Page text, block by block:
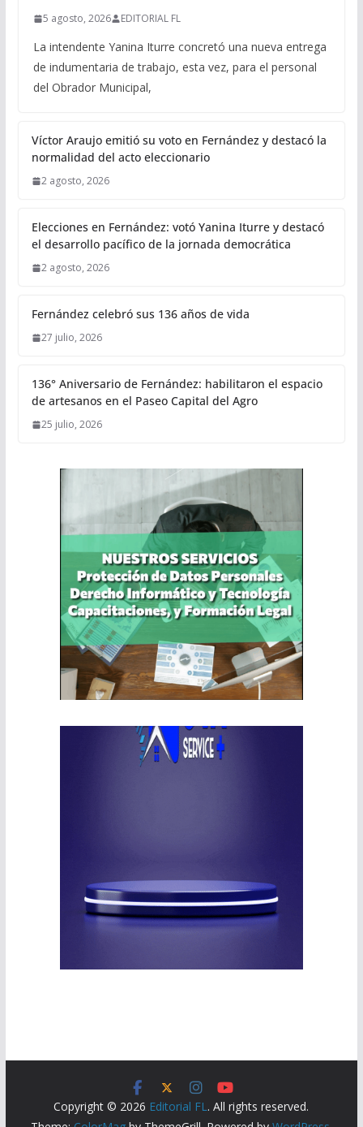
5 agosto, 2026 EDITORIAL FL
La intendente Yanina Iturre concretó una nueva entrega
de indumentaria de trabajo, esta vez, para el personal
del Obrador Municipal,
Víctor Araujo emitió su voto en Fernández y destacó la
normalidad del acto eleccionario
2 agosto, 2026
Elecciones en Fernández: votó Yanina Iturre y destacó
el desarrollo pacífico de la jornada democrática
2 agosto, 2026
Fernández celebró sus 136 años de vida
27 julio, 2026
136° Aniversario de Fernández: habilitaron el espacio
de artesanos en el Paseo Capital del Agro
25 julio, 2026
Copyright © 2026 Editorial FL. All rights reserved.